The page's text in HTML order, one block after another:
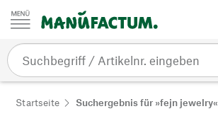
Zum Inhalt springen
Startseite Suchergebnis für »fejn jewelry«